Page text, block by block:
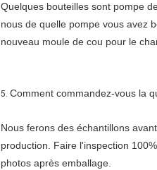
Quelques bouteilles sont pompe
nous de quelle pompe vous avez
nouveau moule de cou pour le
5. Comment commandez-vous la
Nous ferons des échantillons
production. Faire l'inspection
photos après emballage.